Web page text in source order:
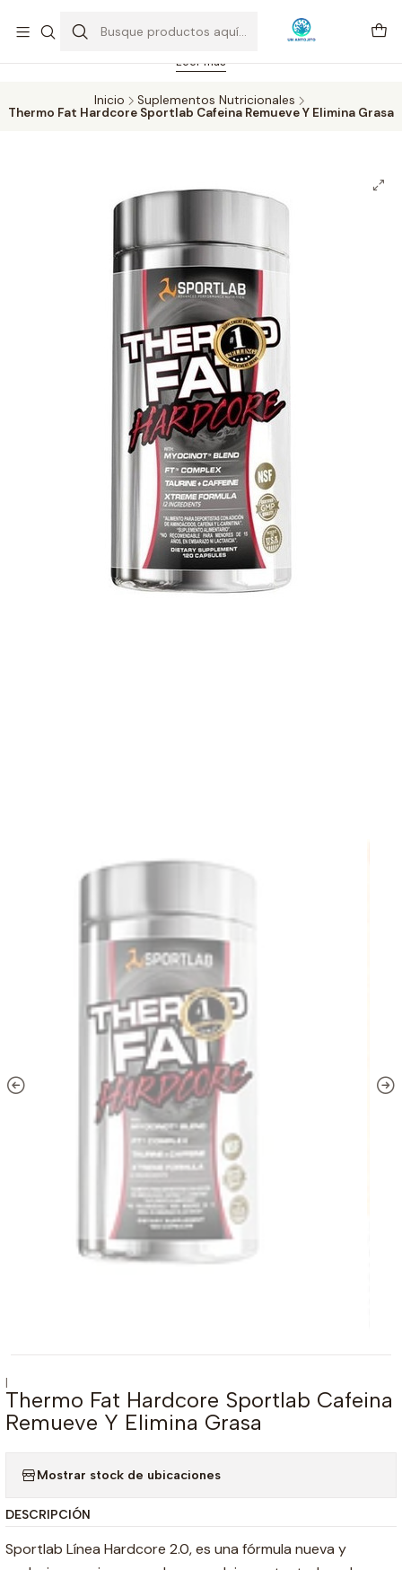
Feriado 21-05-2026 atención hasta las 14 hrs. Envío GRATIS mismo
día solo área Metropolitana Santiago por compras desde CLP 39.900.
Pedidos hasta 16 hrs., sábados y domingos hasta 14 hrs.
Leer más
Inicio
Suplementos Nutricionales
Thermo Fat Hardcore Sportlab Cafeina Remueve Y Elimina Grasa
|
Thermo Fat Hardcore Sportlab Cafeina
Remueve Y Elimina Grasa
Mostrar stock de ubicaciones
DESCRIPCIÓN
Sportlab Línea Hardcore 2.0, es una fórmula nueva y